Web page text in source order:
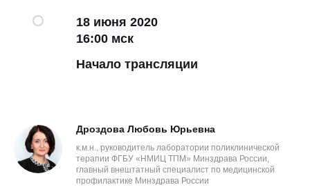
18 июня 2020
16:00 мск
Начало трансляции
Дроздова Любовь Юрьевна
к.м.н., руководитель лаборатории поликлинической
терапии ФГБУ «НМИЦ ТПМ» Минздрава России,
главный внештатный специалист по медицинской
профилактике Минздрава России